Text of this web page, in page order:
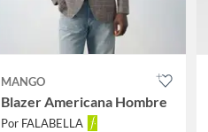
MANGO
Blazer Americana Hombre
Por FALABELLA